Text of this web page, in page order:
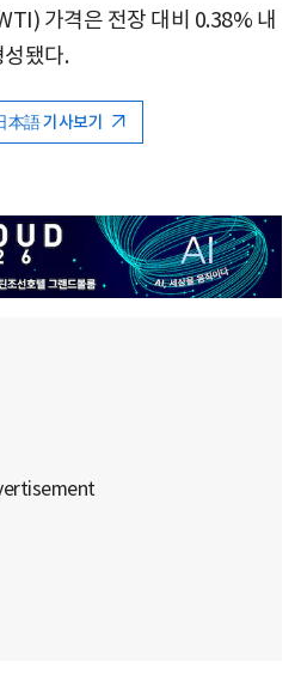
가격은 전장 대비 0.38% 내
됐다.
本語 기사보기